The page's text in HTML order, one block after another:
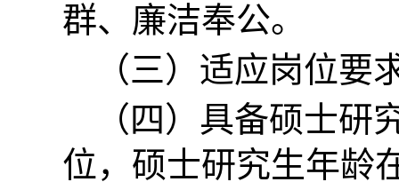
群、廉洁奉公。
（三）适应岗位要
（四）具备硕士研
位，硕士研究生年龄